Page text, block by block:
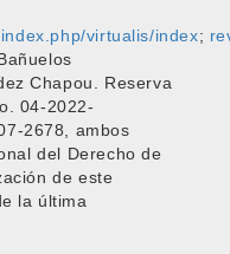
virtualis/index;
Chapou. Reserva
04-2022-
2678, ambos
del Derecho de
de este
la última